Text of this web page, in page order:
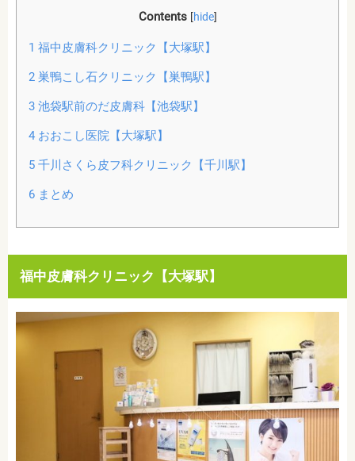
Contents [hide]
1 福中皮膚科クリニック【大塚駅】
2巣鴨こし石クリニック【巣鴨駅】
3池袋駅前のだ皮膚科【池袋駅】
4おおこし医院【大塚駅】
5千川さくら皮フ科クリニック【千川駅】
6まとめ
福中皮膚科クリニック【大塚駅】